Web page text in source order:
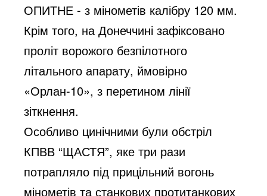
ОПИТНЕ - з мінометів калібру 120 мм.
Крім того, на Донеччині зафіксовано
проліт ворожого безпілотного
літального апарату, ймовірно
«Орлан-10», з перетином лінії
зіткнення.
Особливо цинічними були обстріл
КПВВ “ЩАСТЯ”, яке три рази
потрапляло під прицільний вогонь
мінометів та станкових протитанкових